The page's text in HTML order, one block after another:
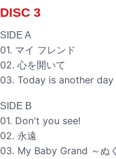
DISC 3
SIDE A
01. マイ フレンド
02. 心を開いて
03. Today is another day
SIDE B
01. Don't you see!
02. 永遠
03. My Baby Grand ～ぬ